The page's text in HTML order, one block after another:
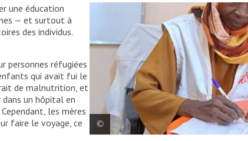
une éducation
— et surtout à
des individus.
personnes réfugiées
qui avait fui le
de malnutrition, et
un hôpital en
les mères
faire le voyage, ce